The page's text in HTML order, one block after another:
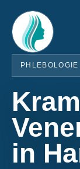
in